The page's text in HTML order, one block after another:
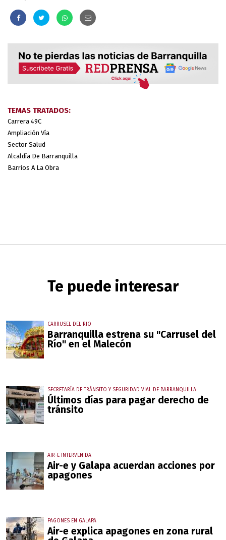
TEMAS TRATADOS:
Carrera 49C
Ampliación Vía
Sector Salud
Alcaldía De Barranquilla
Barrios A La Obra
Te puede interesar
CARRUSEL DEL RIO
Barranquilla estrena su "Carrusel del
Río" en el Malecón
SECRETARÍA DE TRÁNSITO Y SEGURIDAD VIAL DE BARRANQUILLA
Últimos días para pagar derecho de
tránsito
AIR-E INTERVENIDA
Air-e y Galapa acuerdan acciones por
apagones
PAGONES EN GALAPA
Air-e explica apagones en zona rural